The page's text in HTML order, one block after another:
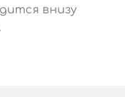
внизу